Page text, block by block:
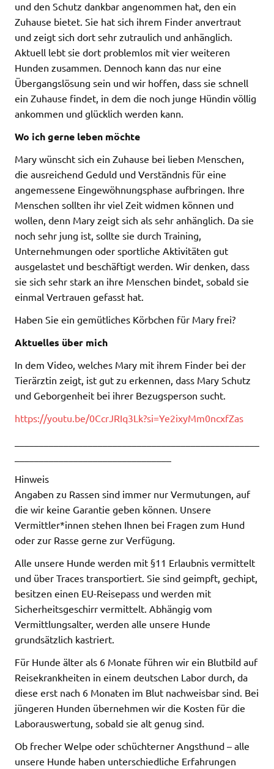
und den Schutz dankbar angenommen hat, den ein
Zuhause bietet. Sie hat sich ihrem Finder anvertraut
und zeigt sich dort sehr zutraulich und anhänglich.
Aktuell lebt sie dort problemlos mit vier weiteren
Hunden zusammen. Dennoch kann das nur eine
Übergangslösung sein und wir hoffen, dass sie schnell
ein Zuhause findet, in dem die noch junge Hündin völlig
ankommen und glücklich werden kann.
Wo ich gerne leben möchte
Mary wünscht sich ein Zuhause bei lieben Menschen,
die ausreichend Geduld und Verständnis für eine
angemessene Eingewöhnungsphase aufbringen. Ihre
Menschen sollten ihr viel Zeit widmen können und
wollen, denn Mary zeigt sich als sehr anhänglich. Da sie
noch sehr jung ist, sollte sie durch Training,
Unternehmungen oder sportliche Aktivitäten gut
ausgelastet und beschäftigt werden. Wir denken, dass
sie sich sehr stark an ihre Menschen bindet, sobald sie
einmal Vertrauen gefasst hat.
Haben Sie ein gemütliches Körbchen für Mary frei?
Aktuelles über mich
In dem Video, welches Mary mit ihrem Finder bei der
Tierärztin zeigt, ist gut zu erkennen, dass Mary Schutz
und Geborgenheit bei ihrer Bezugsperson sucht.
https://youtu.be/0CcrJRIq3Lk?si=Ye2ixyMm0ncxfZas
Hinweis
Angaben zu Rassen sind immer nur Vermutungen, auf
die wir keine Garantie geben können. Unsere
Vermittler*innen stehen Ihnen bei Fragen zum Hund
oder zur Rasse gerne zur Verfügung.
Alle unsere Hunde werden mit §11 Erlaubnis vermittelt
und über Traces transportiert. Sie sind geimpft, gechipt,
besitzen einen EU-Reisepass und werden mit
Sicherheitsgeschirr vermittelt. Abhängig vom
Vermittlungsalter, werden alle unsere Hunde
grundsätzlich kastriert.
Für Hunde älter als 6 Monate führen wir ein Blutbild auf
Reisekrankheiten in einem deutschen Labor durch, da
diese erst nach 6 Monaten im Blut nachweisbar sind. Bei
jüngeren Hunden übernehmen wir die Kosten für die
Laborauswertung, sobald sie alt genug sind.
Ob frecher Welpe oder schüchterner Angsthund – alle
unsere Hunde haben unterschiedliche Erfahrungen